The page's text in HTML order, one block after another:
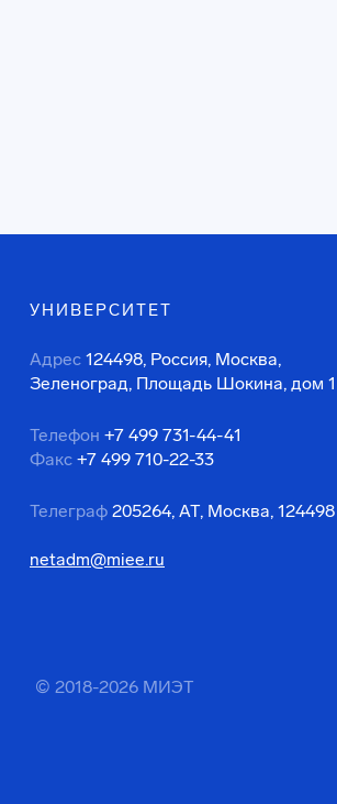
УНИВЕРСИТЕТ
Адрес 124498, Россия, Москва,
Зеленоград, Площадь Шокина, дом 1
Телефон +7 499 731-44-41
Факс +7 499 710-22-33
Телеграф 205264, АТ, Москва, 124498
netadm@miee.ru
© 2018-2026 МИЭТ